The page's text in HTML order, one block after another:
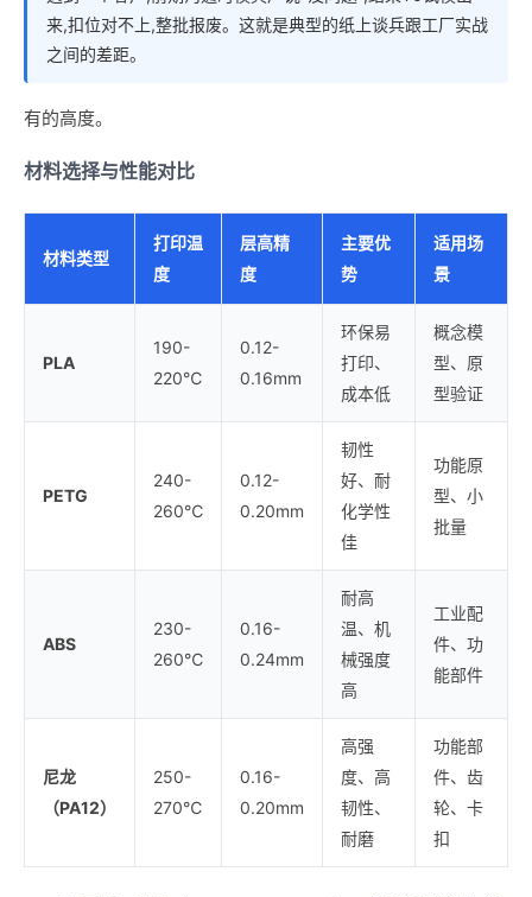
来,扣位对不上,整批报废。这就是典型的纸上谈兵跟工厂实战
之间的差距。
有的高度。
材料选择与性能对比
材料类型
打印温
度
层高精
度
主要优
势
适用场
景
PLA
190-
220℃
0.12-
0.16mm
环保易
打印、
成本低
概念模
型、原
型验证
PETG
240-
260℃
0.12-
0.20mm
韧性
好、耐
化学性
佳
功能原
型、小
批量
ABS
230-
260℃
0.16-
0.24mm
耐高
温、机
械强度
高
工业配
件、功
能部件
尼龙
（PA12）
250-
270℃
0.16-
0.20mm
高强
度、高
韧性、
耐磨
功能部
件、齿
轮、卡
扣